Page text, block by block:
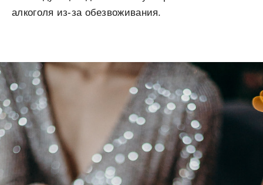
алкоголя из-за обезвоживания.